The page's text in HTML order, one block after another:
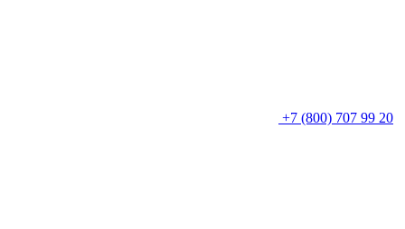
+7 (800) 707 99 20